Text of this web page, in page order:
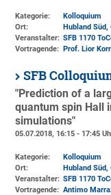
Kategorie:
Kolloquium
Ort:
Hubland
Veranstalter: SFB 1170
Vortragende:
Prof. Lior
SFB
"Prediction of a
quantum spin Hall
simulations"
05.07.2018, 16:15 - 17:45
Kategorie:
Kolloquium
Ort:
Hubland
Veranstalter: SFB 1170
Vortragende: Antimo